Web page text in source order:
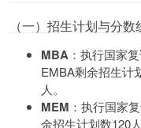
（一）招生计划与分数
MBA ：执行国家
EMBA剩余招生计
人。
MEM ：执行国家
余招生计划数120人